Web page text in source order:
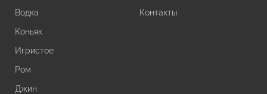
Водка
Коньяк
Игристое
Ром
Джин
Контакты